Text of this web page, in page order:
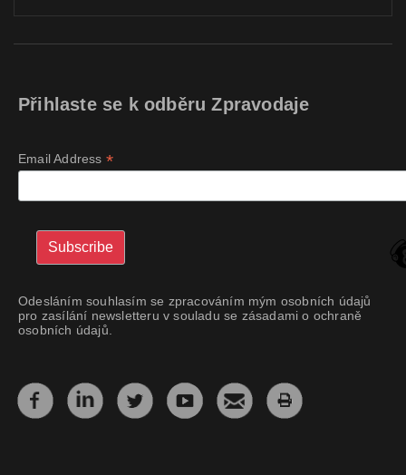
Přihlaste se k odběru Zpravodaje
Email Address *
Odesláním souhlasím se zpracováním mým osobních údajů
pro zasílání newsletteru v souladu se zásadami o ochraně
osobních údajů.